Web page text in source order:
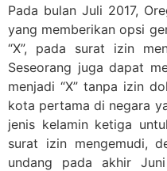
Pada bulan Juli 2017,
yang memberikan opsi
“X”, pada surat izin
Seseorang juga dapat
menjadi “X” tanpa izin
kota pertama di negara
jenis kelamin ketiga
surat izin mengemudi,
undang pada akhir